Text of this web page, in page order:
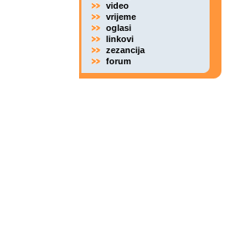
video
vrijeme
oglasi
linkovi
zezancija
forum